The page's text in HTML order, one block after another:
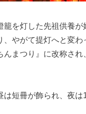
を灯した先祖供養が
やがて提灯へと変わ
まつり』に改称さ
は短冊が飾られ、夜